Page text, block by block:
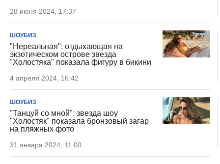
28 июня 2024, 17:37
ШОУБИЗ
"Нереальная": отдыхающая на
экзотическом острове звезда
"Холостяка" показала фигуру в бикини
4 апреля 2024, 16:42
ШОУБИЗ
"Танцуй со мной": звезда шоу
"Холостяк" показала бронзовый загар
на пляжных фото
31 января 2024, 11:00